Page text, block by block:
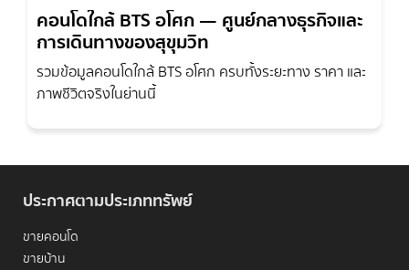
คอนโดใกล้ BTS อโศก — ศูนย์กลางธุรกิจและ
การเดินทางของสุขุมวิท
รวมข้อมูลคอนโดใกล้ BTS อโศก ครบทั้งระยะทาง ราคา และ
ภาพชีวิตจริงในย่านนี้
ประกาศตามประเภททรัพย์
ขายคอนโด
ขายบ้าน